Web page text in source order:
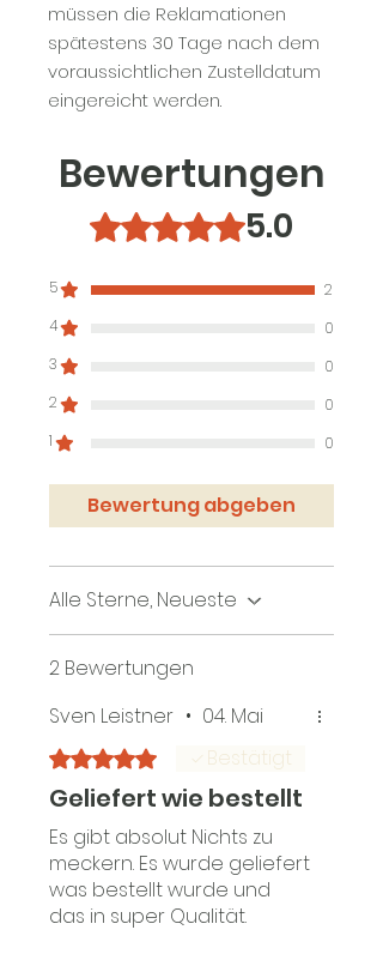
müssen die Reklamationen
spätestens 30 Tage nach dem
voraussichtlichen Zustelldatum
eingereicht werden.
Bewertungen
Mit 5 von 5 Sternen bewertet.
5.0
5
2
4
0
3
0
2
0
1
0
Bewertung abgeben
Alle Sterne, Neueste
2 Bewertungen
Sven Leistner • 04. Mai
Mit 5 von 5 Sternen bewertet.
Bestätigt
Geliefert wie bestellt
Es gibt absolut Nichts zu
meckern. Es wurde geliefert
was bestellt wurde und
das in super Qualität.